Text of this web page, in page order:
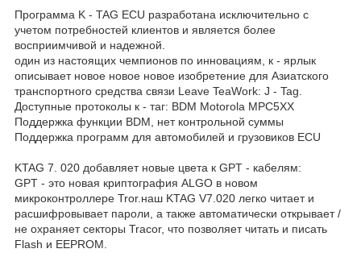
Программа K - TAG ECU разработана исключительно с
учетом потребностей клиентов и является более
восприимчивой и надежной.
один из настоящих чемпионов по инновациям, к - ярлык
описывает новое новое новое изобретение для Азиатского
транспортного средства связи Leave TeaWork: J - Tag.
Доступные протоколы к - таг: BDM Motorola MPC5XX
Поддержка функции BDM, нет контрольной суммы
Поддержка программ для автомобилей и грузовиков ECU
KTAG 7. 020 добавляет новые цвета к GPT - кабелям:
GPT - это новая криптография ALGO в новом
микроконтроллере Tror.наш KTAG V7.020 легко читает и
расшифровывает пароли, а также автоматически открывает /
не охраняет секторы Tracor, что позволяет читать и писать
Flash и EEPROM.